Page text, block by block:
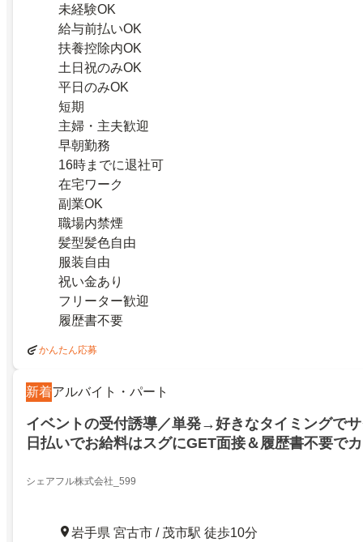
未経験OK
給与前払いOK
扶養控除内OK
土日祝のみOK
平日のみOK
短期
主婦・主夫歓迎
早朝勤務
16時までに退社可
在宅ワーク
副業OK
職場内禁煙
髪型髪色自由
服装自由
祝い金あり
フリーター歓迎
履歴書不要
かんたん応募
新着アルバイト・パート
イベントの受付誘導／単発→好きなタイミングで
日払いでお給料はスグにGET面接＆履歴書不要で
シェアフル株式会社_599
岩手県 宮古市 / 茂市駅 徒歩10分